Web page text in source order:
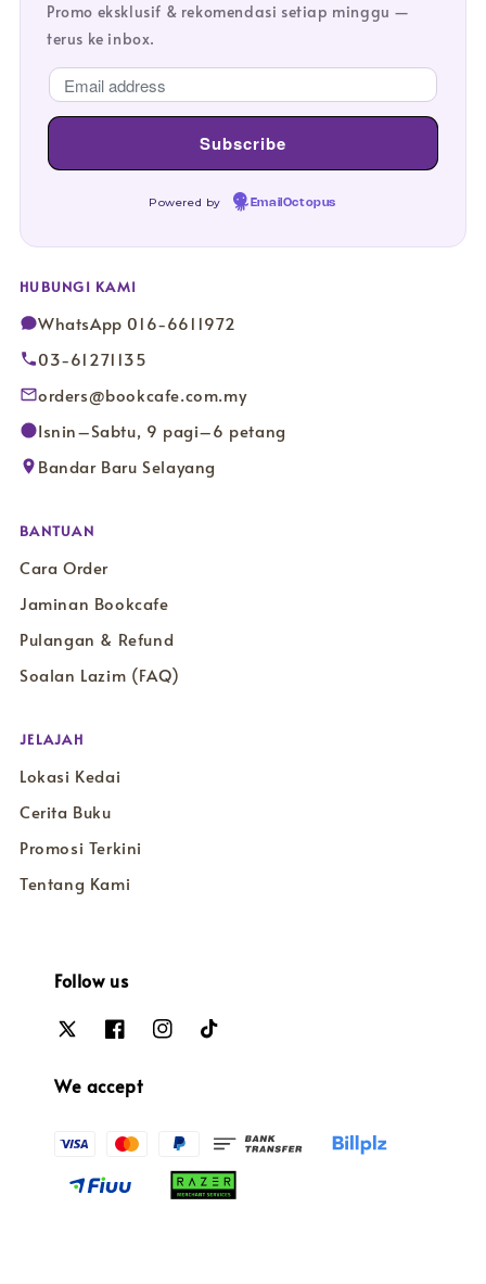
Promo eksklusif & rekomendasi setiap minggu —
terus ke inbox.
Powered by EmailOctopus
HUBUNGI KAMI
WhatsApp 016-6611972
03-61271135
orders@bookcafe.com.my
Isnin–Sabtu, 9 pagi–6 petang
Bandar Baru Selayang
BANTUAN
Cara Order
Jaminan Bookcafe
Pulangan & Refund
Soalan Lazim (FAQ)
JELAJAH
Lokasi Kedai
Cerita Buku
Promosi Terkini
Tentang Kami
Follow us
We accept